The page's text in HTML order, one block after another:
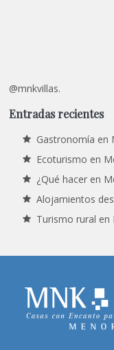
@mnkvillas.
Entradas recientes
Gastronomía en
Ecoturismo en
¿Qué hacer en
Alojamientos
Turismo rural en